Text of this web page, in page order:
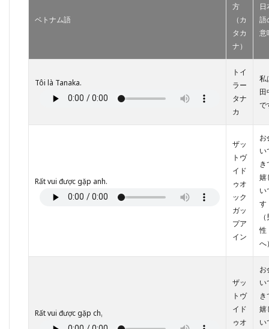
ベトナム語
方
（カ
タカ
ナ）
日
語
意
Tôi là Tanaka.
トイ
ラー
タナ
カ
私
田
で
Rất vui được gặp anh.
ザッ
トヴ
イド
ゥオ
ック
ガッ
プア
イン
お
い
き
嬉
い
す
性
へ
Rất vui được gặp chị.
ザッ
トヴ
イド
ゥオ
お
い
き
嬉
い